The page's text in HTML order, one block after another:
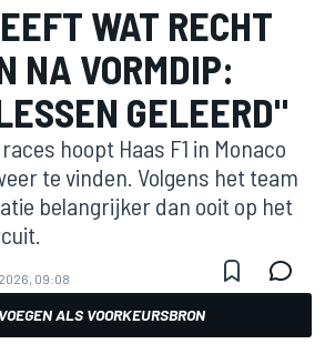
WAT RECHT
NA VORMDIP:
GELEERD"
hoopt Haas F1 in Monaco
te vinden. Volgens het team
belangrijker dan ooit op het
09:08
ALS VOORKEURSBRON